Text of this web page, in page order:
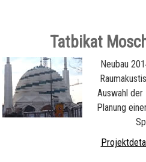
Tatbikat
Neubau
Auswahl der
Planung